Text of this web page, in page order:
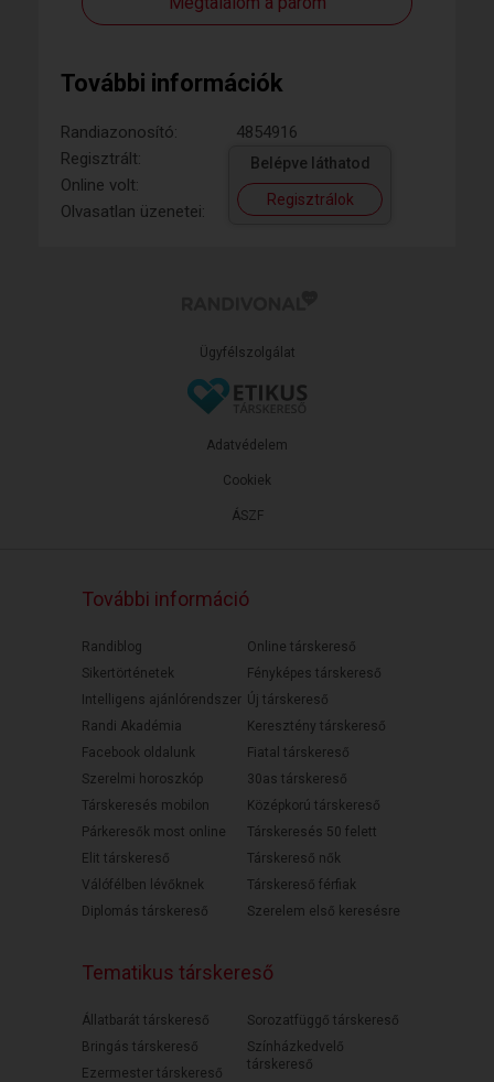
További információk
Randiazonosító:
4854916
Regisztrált:
Online volt:
Olvasatlan üzenetei:
Belépve láthatod
Regisztrálok
Ügyfélszolgálat
ÁSZF
Adatvédelem
Cookiek
További információ
Randiblog
Sikertörténetek
Intelligens ajánlórendszer
Randi Akadémia
Facebook oldalunk
Szerelmi horoszkóp
Társkeresés mobilon
Párkeresők most online
Elit társkereső
Válófélben lévőknek
Diplomás társkereső
Online társkereső
Fényképes társkereső
Új társkereső
Keresztény társkereső
Fiatal társkereső
30as társkereső
Középkorú társkereső
Társkeresés 50 felett
Társkereső nők
Társkereső férfiak
Szerelem első keresésre
Tematikus társkereső
Állatbarát társkereső
Bringás társkereső
Ezermester társkereső
Sorozatfüggő társkereső
Színházkedvelő
társkereső